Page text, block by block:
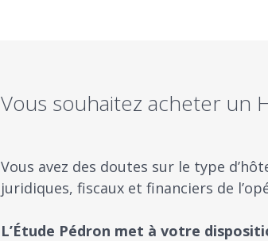
Vous souhaitez acheter un
Vous avez des doutes sur le type
juridiques, fiscaux et financiers de
​L’Étude Pédron met à votre